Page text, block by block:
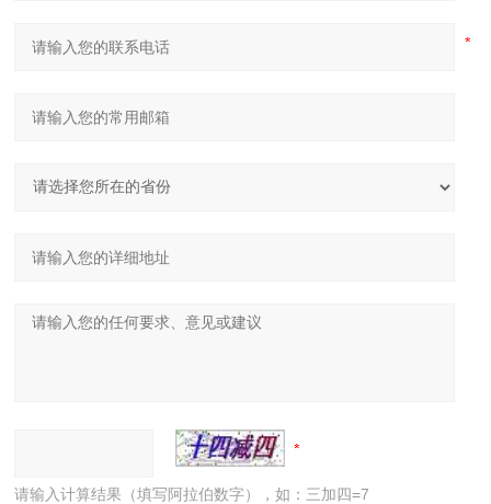
请输入计算结果（填写阿拉伯数字），如：三加四=7